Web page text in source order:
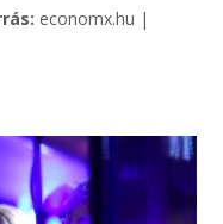
Kategória
economx.hu |